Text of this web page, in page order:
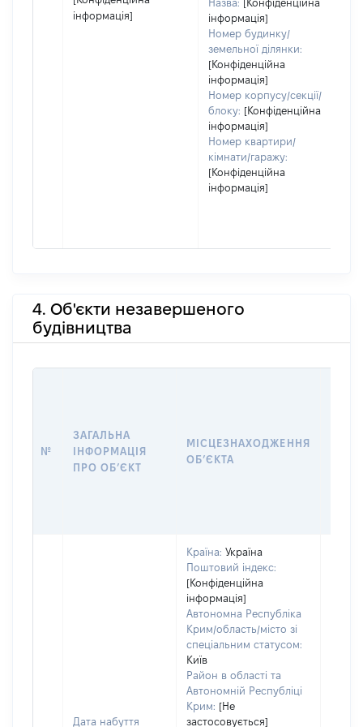
інформація]
Назва:
[Конфіденційна
інформація]
Номер будинку/
земельної ділянки:
[Конфіденційна
інформація]
Номер корпусу/секції/
блоку: [Конфіденційна
інформація]
Номер квартири/
кімнати/гаражу:
[Конфіденційна
інформація]
4. Об'єкти незавершеного
будівництва
№
ЗАГАЛЬНА
ІНФОРМАЦІЯ
ПРО ОБʼЄКТ
МІСЦЕЗНАХОДЖЕННЯ
ОБʼЄКТА
Дата набуття
Країна: Україна
Поштовий індекс:
[Конфіденційна
інформація]
Автономна Республіка
Крим/область/місто зі
спеціальним статусом:
Київ
Район в області та
Автономній Республіці
Крим: [Не
застосовується]